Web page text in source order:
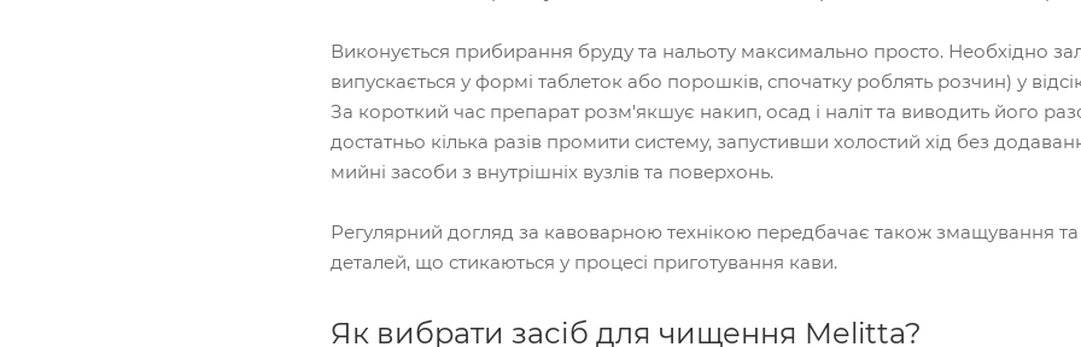
Виконується прибирання бруду та нальоту максимально просто. Необхідно
випускається у формі таблеток або порошків, спочатку роблять розчин) у
За короткий час препарат розм'якшує накип, осад і наліт та виводить його
достатньо кілька разів промити систему, запустивши холостий хід без
мийні засоби з внутрішніх вузлів та поверхонь.
Регулярний догляд за кавоварною технікою передбачає також змащування
деталей, що стикаються у процесі приготування кави.
Як вибрати засіб для чищення Melitta?